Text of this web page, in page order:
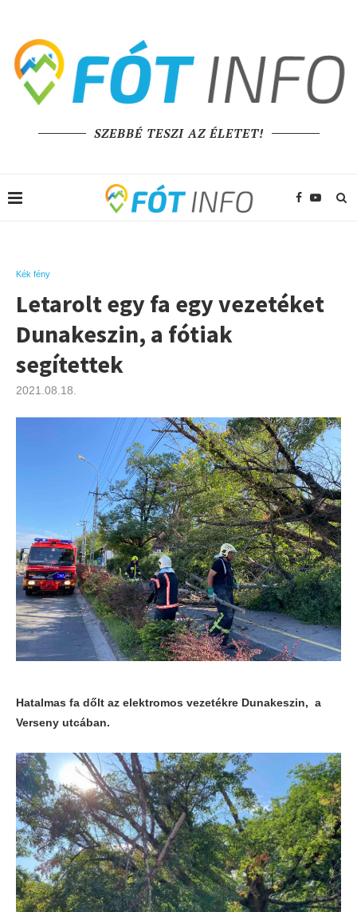
SZEBBÉ TESZI AZ ÉLETET!
Kék fény
Letarolt egy fa egy vezetéket
Dunakeszin, a fótiak
segítettek
2021.08.18.
Hatalmas fa dőlt az elektromos vezetékre Dunakeszin, a
Verseny utcában.